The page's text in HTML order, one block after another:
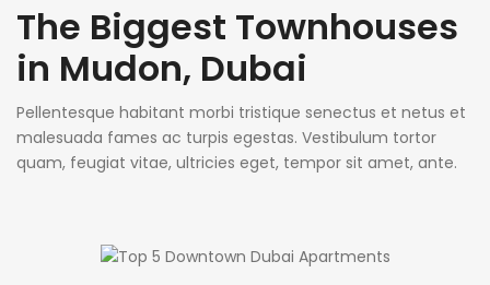
The Biggest Townhouses
in Mudon, Dubai
Pellentesque habitant morbi tristique senectus et netus et
malesuada fames ac turpis egestas. Vestibulum tortor
quam, feugiat vitae, ultricies eget, tempor sit amet, ante.
erat wisi, condimentum sed, commodo [...]